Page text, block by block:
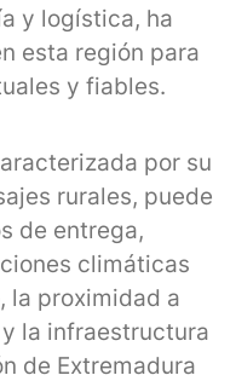
y logística, ha
esta región para
y fiables.
por su
rurales, puede
de entrega,
climáticas
la proximidad a
la infraestructura
de Extremadura